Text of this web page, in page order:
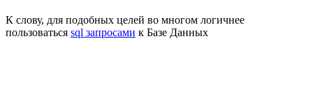
К слову, для подобных целей во многом логичнее
пользоваться sql запросами к Базе Данных